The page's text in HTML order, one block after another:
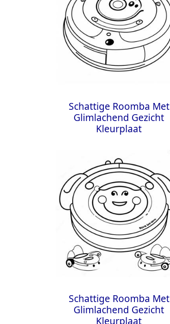
Schattige Roomba Met
Glimlachend Gezicht
Kleurplaat
Schattige Roomba Met
Glimlachend Gezicht
Kleurplaat